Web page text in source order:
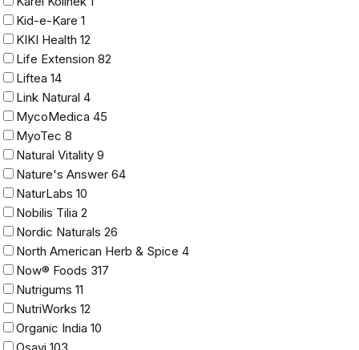
Kid-e-Kare 1
KIKI Health 12
Life Extension 82
Liftea 14
Link Natural 4
MycoMedica 45
MyoTec 8
Natural Vitality 9
Nature's Answer 64
NaturLabs 10
Nobilis Tilia 2
Nordic Naturals 26
North American Herb & Spice 4
Now® Foods 317
Nutrigums 11
NutriWorks 12
Organic India 10